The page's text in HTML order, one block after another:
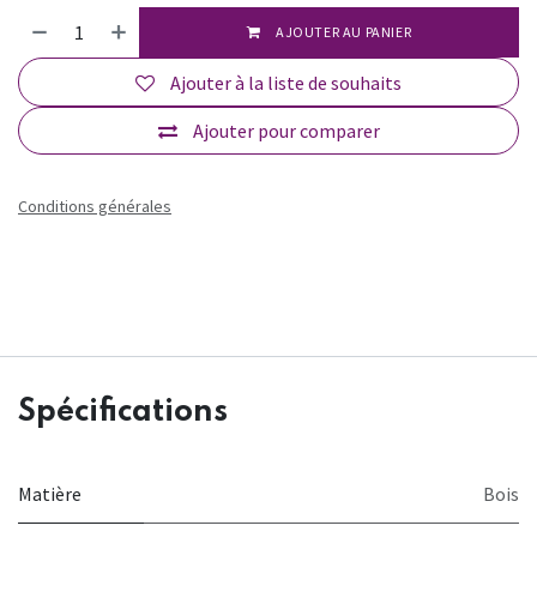
AJOUTER AU PANIER
Ajouter pour comparer
Ajouter à la liste de souhaits
Conditions générales
Spécifications
Matière Bois